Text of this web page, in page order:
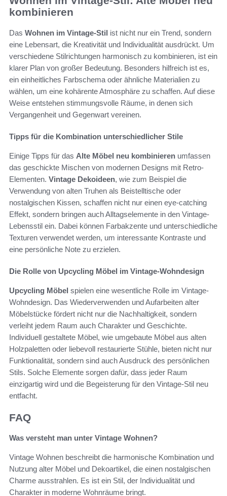
kombinieren
Das Wohnen im Vintage-Stil ist nicht nur ein Trend, sondern
eine Lebensart, die Kreativität und Individualität ausdrückt. Um
verschiedene Stilrichtungen harmonisch zu kombinieren, ist ein
klarer Plan von großer Bedeutung. Besonders hilfreich ist es,
ein einheitliches Farbschema oder ähnliche Materialien zu
wählen, um eine kohärente Atmosphäre zu schaffen. Auf diese
Weise entstehen stimmungsvolle Räume, in denen sich
Vergangenheit und Gegenwart vereinen.
Tipps für die Kombination unterschiedlicher Stile
Einige Tipps für das Alte Möbel neu kombinieren umfassen
das geschickte Mischen von modernen Designs mit Retro-
Elementen. Vintage Dekoideen, wie zum Beispiel die
Verwendung von alten Truhen als Beistelltische oder
nostalgischen Kissen, schaffen nicht nur einen eye-catching
Effekt, sondern bringen auch Alltagselemente in den Vintage-
Lebensstil ein. Dabei können Farbakzente und unterschiedliche
Texturen verwendet werden, um interessante Kontraste und
eine persönliche Note zu erzielen.
Die Rolle von Upcycling Möbel im Vintage-Wohndesign
Upcycling Möbel spielen eine wesentliche Rolle im Vintage-
Wohndesign. Das Wiederverwenden und Aufarbeiten alter
Möbelstücke fördert nicht nur die Nachhaltigkeit, sondern
verleiht jedem Raum auch Charakter und Geschichte.
Individuell gestaltete Möbel, wie umgebaute Möbel aus alten
Holzpaletten oder liebevoll restaurierte Stühle, bieten nicht nur
Funktionalität, sondern sind auch Ausdruck des persönlichen
Stils. Solche Elemente sorgen dafür, dass jeder Raum
einzigartig wird und die Begeisterung für den Vintage-Stil neu
entfacht.
FAQ
Was versteht man unter Vintage Wohnen?
Vintage Wohnen beschreibt die harmonische Kombination und
Nutzung alter Möbel und Dekoartikel, die einen nostalgischen
Charme ausstrahlen. Es ist ein Stil, der Individualität und
Charakter in moderne Wohnräume bringt.